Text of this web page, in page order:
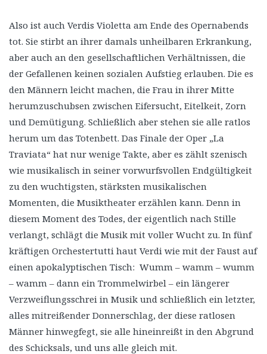
Also ist auch Verdis Violetta am Ende des Opernabends
tot. Sie stirbt an ihrer damals unheilbaren Erkrankung,
aber auch an den gesellschaftlichen Verhältnissen, die
der Gefallenen keinen sozialen Aufstieg erlauben. Die es
den Männern leicht machen, die Frau in ihrer Mitte
herumzuschubsen zwischen Eifersucht, Eitelkeit, Zorn
und Demütigung. Schließlich aber stehen sie alle ratlos
herum um das Totenbett. Das Finale der Oper „La
Traviata“ hat nur wenige Takte, aber es zählt szenisch
wie musikalisch in seiner vorwurfsvollen Endgültigkeit
zu den wuchtigsten, stärksten musikalischen
Momenten, die Musiktheater erzählen kann. Denn in
diesem Moment des Todes, der eigentlich nach Stille
verlangt, schlägt die Musik mit voller Wucht zu. In fünf
kräftigen Orchestertutti haut Verdi wie mit der Faust auf
einen apokalyptischen Tisch: Wumm – wamm – wumm
– wamm – dann ein Trommelwirbel – ein längerer
Verzweiflungsschrei in Musik und schließlich ein letzter,
alles mitreißender Donnerschlag, der diese ratlosen
Männer hinwegfegt, sie alle hineinreißt in den Abgrund
des Schicksals, und uns alle gleich mit.